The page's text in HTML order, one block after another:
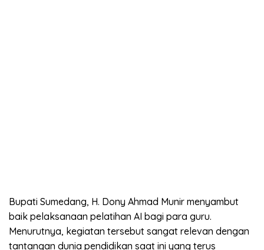
Bupati Sumedang, H. Dony Ahmad Munir menyambut
baik pelaksanaan pelatihan AI bagi para guru.
Menurutnya, kegiatan tersebut sangat relevan dengan
tantangan dunia pendidikan saat ini yang terus